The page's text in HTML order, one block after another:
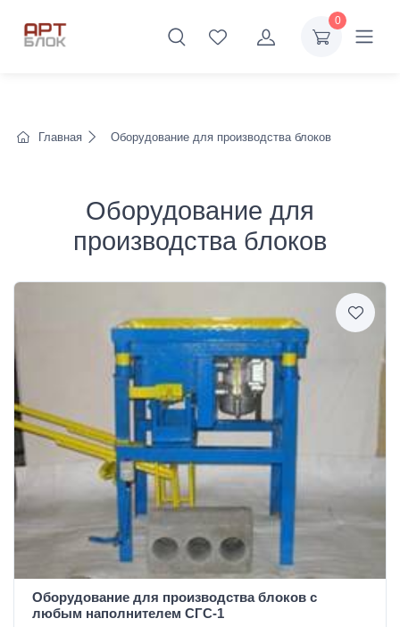
0
Главная Оборудование для производства блоков
Оборудование для
производства блоков
Оборудование для производства блоков c
любым наполнителем СГС-1